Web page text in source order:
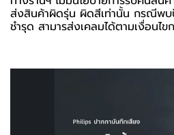
ส่งสินค้าผิดรุ่น ผิดสีเท่านั้น กรณีพบ
ชำรุด สามารส่งเคลมได้ตามเงื่อนไข